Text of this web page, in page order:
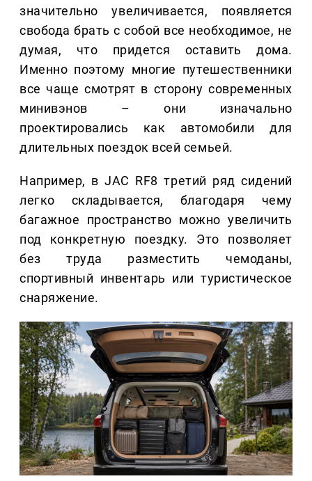
значительно увеличивается, появляется
свобода брать с собой все необходимое, не
думая, что придется оставить дома.
Именно поэтому многие путешественники
все чаще смотрят в сторону современных
минивэнов – они изначально
проектировались как автомобили для
длительных поездок всей семьей.
Например, в JAC RF8 третий ряд сидений
легко складывается, благодаря чему
багажное пространство можно увеличить
под конкретную поездку. Это позволяет
без труда разместить чемоданы,
спортивный инвентарь или туристическое
снаряжение.